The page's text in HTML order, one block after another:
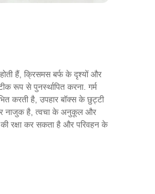
हैं, क्रिसमस बर्फ के दृश्यों और
रूप से पुनर्स्थापित करना. गर्म
करती है, उपहार बॉक्स के छुट्टी
और नाजुक है, त्वचा के अनुकूल और
रक्षा कर सकता है और परिवहन के